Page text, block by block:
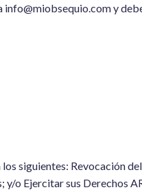
info@miobsequio.com y
siguientes: Revocación
o Ejercitar sus Derechos